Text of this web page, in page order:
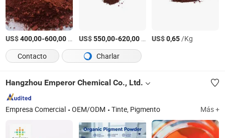
US$400,00-600,00 US$550,00-620,00/Tonelada US$0,65/Kg
Contacto
Charlar
Hangzhou Emperor Chemical Co., Ltd.
Empresa Comercial OEM/ODM Tinte, Pigmento Más +